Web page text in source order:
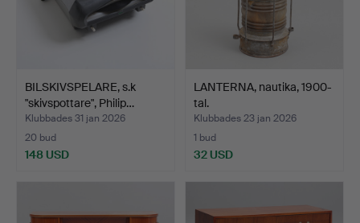
BILSKIVSPELARE, s.k
"skivspottare", Philip…
Klubbades 31 jan 2026
20 bud
148 USD
LANTERNA, nautika, 1900-
tal.
Klubbades 23 jan 2026
1 bud
32 USD